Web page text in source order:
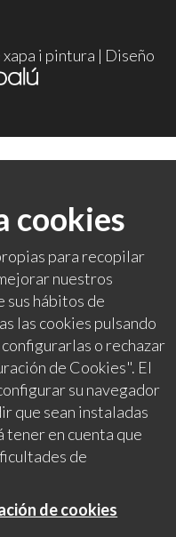
i pintura | Diseño
cookies
para recopilar
nuestros
sus hábitos de
las cookies pulsando
o rechazar
de Cookies". El
su navegador
que sean instaladas
tener en cuenta que
de
de cookies